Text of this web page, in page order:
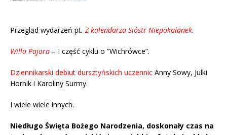
Przegląd wydarzeń pt. Z kalendarza Sióstr Niepokalanek.
Willa Pajora – I część cyklu o “Wichrówce”.
Dziennikarski debiut dursztyńskich uczennic Anny Sowy, Julki
Hornik i Karoliny Surmy.
I wiele wiele innych.
Niedługo Święta Bożego Narodzenia, doskonały czas na